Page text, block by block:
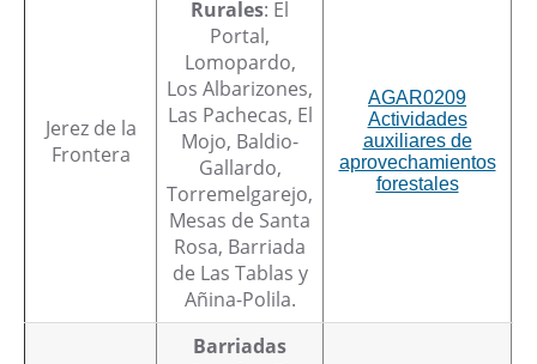
Jerez de la
Frontera
Rurales: El
Portal,
Lomopardo,
Los Albarizones,
Las Pachecas, El
Mojo, Baldio-
Gallardo,
Torremelgarejo,
Mesas de Santa
Rosa, Barriada
de Las Tablas y
Añina-Polila.
AGAR0209
Actividades
auxiliares de
aprovechamientos
forestales
Barriadas